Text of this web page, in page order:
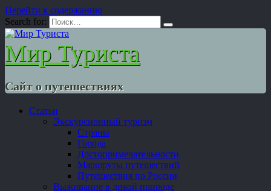
Перейти к содержанию
Search for:
Мир Туриста
Сайт о путешествиях
Статьи
Экскурсионный туризм
Страны
Города
Достопримечательности
Маршруты путешествий
Путешествия по России
Выживание в дикой природе